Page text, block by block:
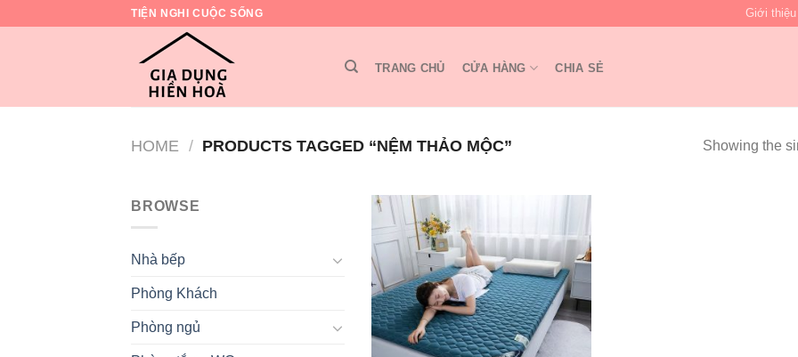
TIỆN NGHI CUỘC SỐNG Giới thiệu
TRANG CHỦ CỬA HÀNG CHIA SẺ
HOME / PRODUCTS TAGGED “NỆM THẢO MỘC” Showing the
BROWSE
Nhà bếp
Phòng Khách
Phòng ngủ
Add to
wishlist